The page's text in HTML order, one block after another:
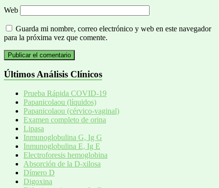
Web
Guarda mi nombre, correo electrónico y web en este navegador
para la próxima vez que comente.
Últimos Análisis Clínicos
Prueba Rápida COVID-19
Papanicolaou (líquidos)
Papanicolaou (cérvico-vaginal)
Examen completo de orina
Lipasa
Inmunoglobulina G, Ig G
Inmunoglobulina E, Ig E
Electroforesis hemoglobina
Absorción de la D-xilosa
Dímero D
Digoxina